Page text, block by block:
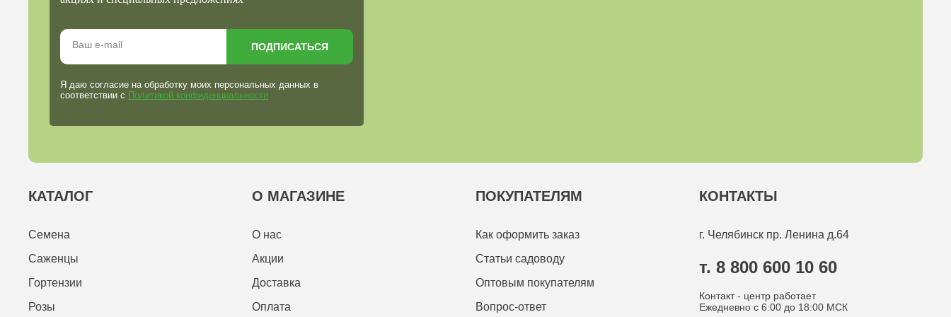
Я даю согласие на обработку моих персональных данных в
соответствии с Политикой конфиденциальности
ПОДПИСАТЬСЯ
КАТАЛОГ
Семена
Саженцы
Гортензии
Розы
О МАГАЗИНЕ
О нас
Акции
Доставка
Оплата
ПОКУПАТЕЛЯМ
Как оформить заказ
Статьи садоводу
Оптовым покупателям
Вопрос-ответ
КОНТАКТЫ
г. Челябинск пр. Ленина д.64
т. 8 800 600 10 60
Контакт - центр работает
Ежедневно с 6:00 до 18:00 МСК